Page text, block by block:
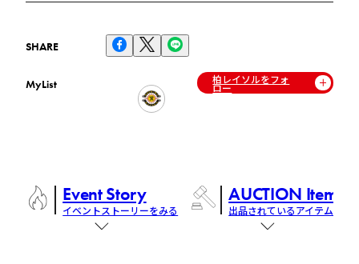
SHARE
MyList 柏レイソルをフォ
ロー
Event Story
イベントストーリーをみる
AUCTION Items
出品されているアイテム